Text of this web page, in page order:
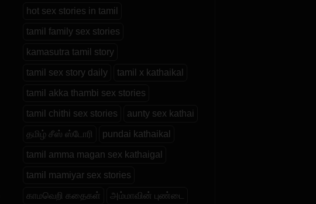
hot sex stories in tamil
tamil family sex stories
kamasutra tamil story
tamil sex story daily tamil x kathaikal
tamil akka thambi sex stories
tamil chithi sex stories aunty sex kathai
தமிழ் சீஸ் ஸ்டோரி pundai kathaikal
tamil amma magan sex kathaigal
tamil mamiyar sex stories
காமவெறி கதைகள் அம்மாவின் புண்டை